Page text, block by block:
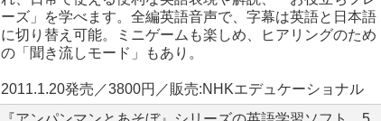
ーズ」を学べます。全編英語音声で、字幕は英語と日本語
に切り替え可能。ミニゲームも楽しめ、ヒアリングのため
の「聞き流しモード」もあり。
2011.1.20発売／3800円／販売:NHKエデュケーショナル